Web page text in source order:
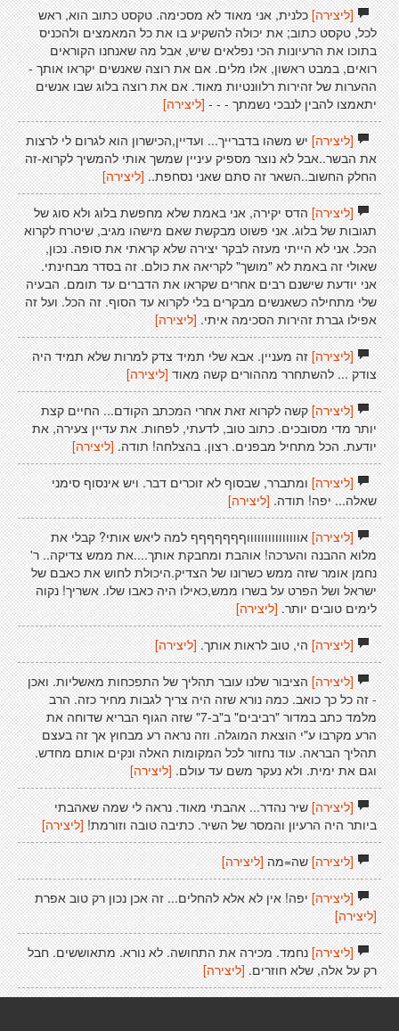
[ליצירה]כלנית, אני מאוד לא מסכימה. טקסט כתוב הוא, ראש
לכל, טקסט כתוב; את יכולה להשקיע בו את כל המאמצים ולהכניס
בתוכו את הרעיונות הכי נפלאים שיש, אבל מה שאנחנו הקוראים
רואים, במבט ראשון, אלו מלים. אם את רוצה שאנשים יקראו אותך -
ההערות של זהירות רלוונטיות מאוד. אם את רוצה בלוג שבו אנשים
יתאמצו להבין לנבכי נשמתך - - -[ליצירה]
[ליצירה]יש משהו בדברייך... ועדיין,הכישרון הוא לגרום לי לרצות
את הבשר..אבל לא נוצר מספיק עיניין שמשך אותי להמשיך לקרוא-זה
החלק החשוב..השאר זה סתם שאני נסחפת.. [ליצירה]
[ליצירה]הדס יקירה, אני באמת שלא מחפשת בלוג ולא סוג של
תגובות של בלוג. אני פשוט מבקשת שאם מישהו מגיב, שיטרח לקרוא
הכל. אני לא הייתי מעזה לבקר יצירה שלא קראתי את סופה. נכון,
שאולי זה באמת לא "מושך" לקריאה את כולם. זה בסדר מבחינתי.
אני יודעת שישנם רבים אחרים שקראו את הדברים עד תומם. הבעיה
שלי מתחילה כשאנשים מבקרים בלי לקרוא עד הסוף. זה הכל. ועל זה
אפילו גברת זהירות הסכימה איתי. [ליצירה]
[ליצירה]זה מעניין. אבא שלי תמיד צדק למרות שלא תמיד היה
צודק ... להשתחרר מההורים קשה מאוד [ליצירה]
[ליצירה]קשה לקרוא זאת אחרי המכתב הקודם... החיים קצת
יותר מדי מסובכים. כתוב טוב, לדעתי, לפחות. את עדיין צעירה, את
יודעת. הכל מתחיל מבפנים. רצון. בהצלחה! תודה. [ליצירה]
[ליצירה]ומתברר, שבסוף לא זוכרים דבר. ויש אינסוף סימני
שאלה... יפה! תודה. [ליצירה]
[ליצירה]אוווווווווווווווףףףףףףף למה ליאש אותי? קבלי את
מלוא ההבנה והערכה! אוהבת ומחבקת אותך....את ממש צדיקה.. ר'
נחמן אומר שזה ממש כשרונו של הצדיק.היכולת לחוש את כאבם של
ישראל ושל הפרט על בשרו ממש,כאילו היה כאבו שלו. אשריך! נקוה
לימים טובים יותר. [ליצירה]
[ליצירה]הי, טוב לראות אותך. [ליצירה]
[ליצירה]הציבור שלנו עובר תהליך של התפכחות מאשליות. ואכן
- זה כל כך כואב. כמה נורא שזה היה צריך לגבות מחיר כזה. הרב
מלמד כתב במדור "רביבים" ב"ב-7" שזה הגוף הבריא שדוחה את
הרע מקרבו ע"י הוצאת המוגלה. וזה נראה רע מבחוץ אך זה בעצם
תהליך הבראה. עוד נחזור לכל המקומות האלה ונקים אותם מחדש.
וגם את ימית. ולא נעקר משם עד עולם.[ליצירה]
[ליצירה]שיר נהדר... אהבתי מאוד. נראה לי שמה שאהבתי
ביותר היה הרעיון והמסר של השיר. כתיבה טובה וזורמת! [ליצירה]
[ליצירה]שה=מה [ליצירה]
[ליצירה]יפה! אין לא אלא להחלים... זה אכן נכון רק טוב אפרת
[ליצירה]
[ליצירה]נחמד. מכירה את התחושה. לא נורא. מתאוששים. חבל
רק על אלה, שלא חוזרים. [ליצירה]